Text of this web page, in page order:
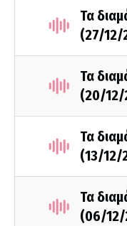
Τα
(27/12/
Τα
(20/12/
Τα
(13/12/
Τα
(06/12/